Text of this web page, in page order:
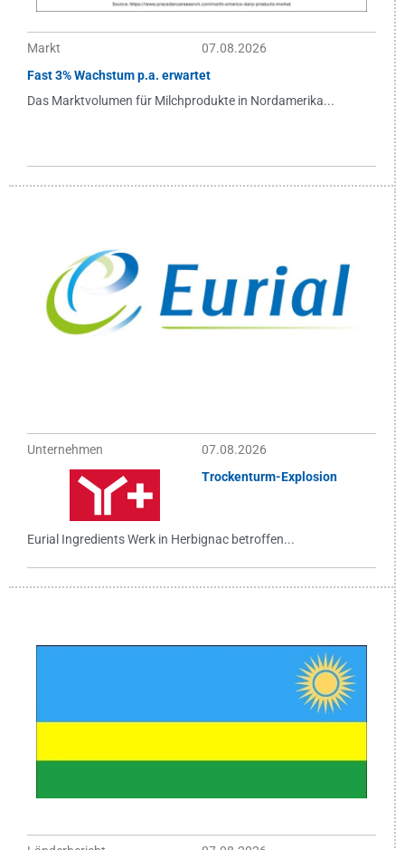
Markt
07.08.2026
Fast 3% Wachstum p.a. erwartet
Das Marktvolumen für Milchprodukte in Nordamerika...
Unternehmen
07.08.2026
Trockenturm-Explosion
Eurial Ingredients Werk in Herbignac betroffen...